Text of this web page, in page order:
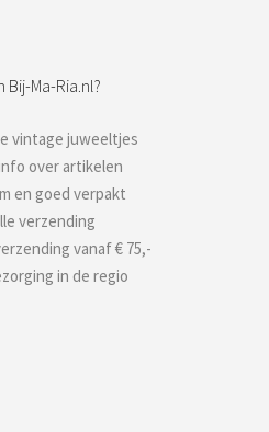
Bij-Ma-Ria.nl?
vintage juweeltjes
over artikelen
en goed verpakt
verzending
vanaf € 75,-
in de regio